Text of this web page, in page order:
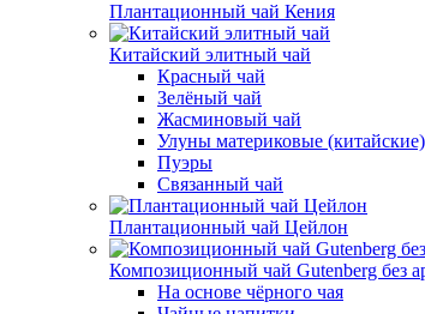
Плантационный чай Кения
Китайский элитный чай
Красный чай
Зелёный чай
Жасминовый чай
Улуны материковые (китайские)
Пуэры
Связанный чай
Плантационный чай Цейлон
Композиционный чай Gutenberg без
На основе чёрного чая